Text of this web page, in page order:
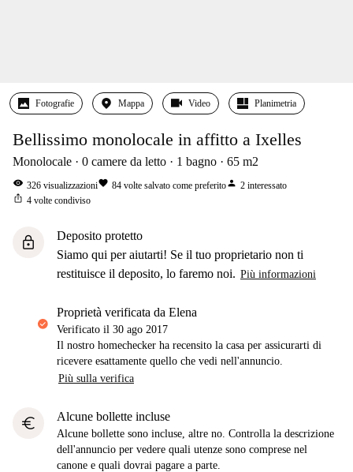
Fotografie Mappa Video Planimetria
Bellissimo monolocale in affitto a Ixelles
Monolocale 0 camere da letto 1 bagno 65 m2
visibility 326 visualizzazionifavorite 84 volte salvato come preferitoperson 2 interessato
ios_share 4 volte condiviso
lock
Deposito protetto
Siamo qui per aiutarti! Se il tuo proprietario non ti
restituisce il deposito, lo faremo noi. Più informazioni
proprietà verificata da Elena
Verificato il 30 ago 2017
Il nostro homechecker ha recensito la casa per assicurarti di
ricevere esattamente quello che vedi nell'annuncio.
Più sulla verifica
euro Alcune bollette incluse
Alcune bollette sono incluse, altre no. Controlla la descrizione
dell'annuncio per vedere quali utenze sono comprese nel
canone e quali dovrai pagare a parte.